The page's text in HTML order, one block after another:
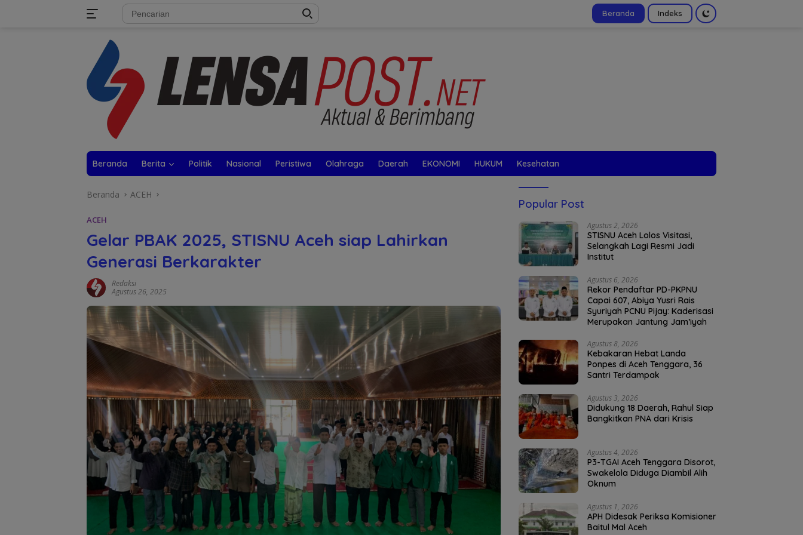
Beranda Indeks
Beranda Berita Politik Nasional Peristiwa Olahraga Daerah EKONOMI HUKUM Kesehatan
Beranda ACEH
ACEH
Gelar PBAK 2025, STISNU Aceh siap Lahirkan
Generasi Berkarakter
Redaksi
Agustus 26, 2025
Popular Post
Agustus 2, 2026
STISNU Aceh Lolos Visitasi,
Selangkah Lagi Resmi Jadi
Institut
Agustus 6, 2026
Rekor Pendaftar PD-PKPNU
Capai 607, Abiya Yusri Rais
Syuriyah PCNU Pijay: Kaderisasi
Merupakan Jantung Jam’iyah
Agustus 8, 2026
Kebakaran Hebat Landa
Ponpes di Aceh Tenggara, 36
Santri Terdampak
Agustus 3, 2026
Didukung 18 Daerah, Rahul Siap
Bangkitkan PNA dari Krisis
Agustus 4, 2026
P3-TGAI Aceh Tenggara Disorot,
Swakelola Diduga Diambil Alih
Oknum
Agustus 1, 2026
APH Didesak Periksa Komisioner
Baitul Mal Aceh